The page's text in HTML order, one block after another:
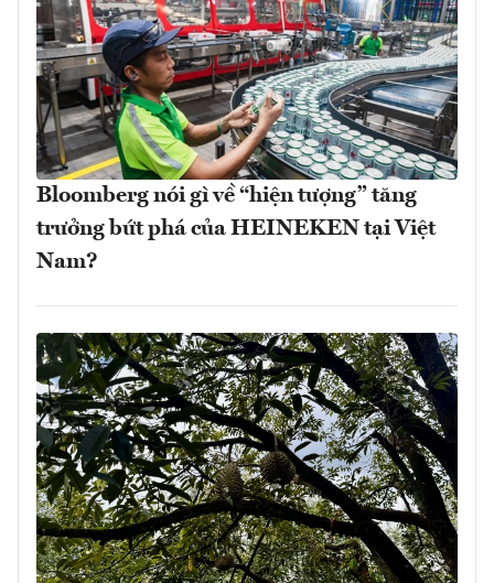
Bloomberg nói gì về “hiện tượng” tăng
trưởng bứt phá của HEINEKEN tại Việt
Nam?